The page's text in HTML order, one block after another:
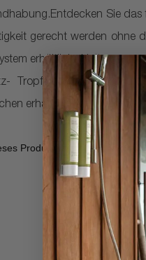
Sie
gerecht werden ohne
erhältlich-
Tropffreie Dosierung
erhältlich für viele